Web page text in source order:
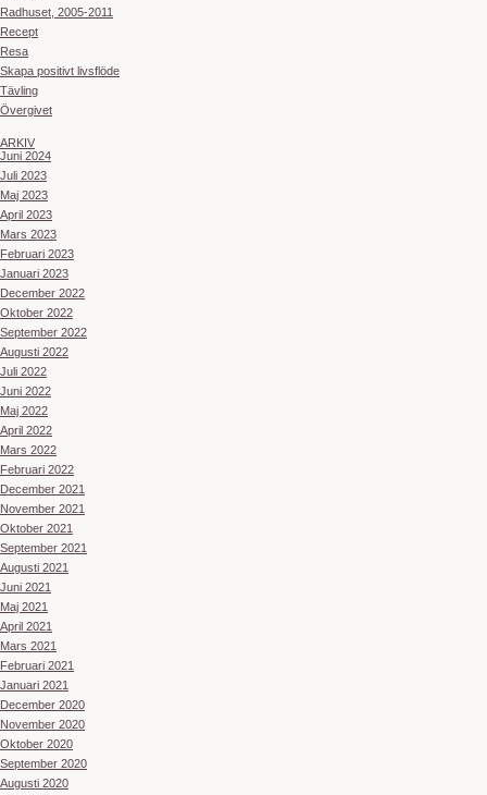
Radhuset, 2005-2011
Recept
Resa
Skapa positivt livsflöde
Tävling
Övergivet
ARKIV
Juni 2024
Juli 2023
Maj 2023
April 2023
Mars 2023
Februari 2023
Januari 2023
December 2022
Oktober 2022
September 2022
Augusti 2022
Juli 2022
Juni 2022
Maj 2022
April 2022
Mars 2022
Februari 2022
December 2021
November 2021
Oktober 2021
September 2021
Augusti 2021
Juni 2021
Maj 2021
April 2021
Mars 2021
Februari 2021
Januari 2021
December 2020
November 2020
Oktober 2020
September 2020
Augusti 2020